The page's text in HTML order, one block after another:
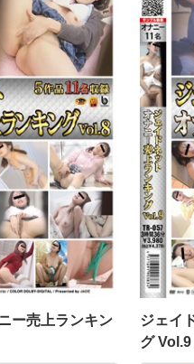
ー売上ランキン
ジェイ
グ Vol.9